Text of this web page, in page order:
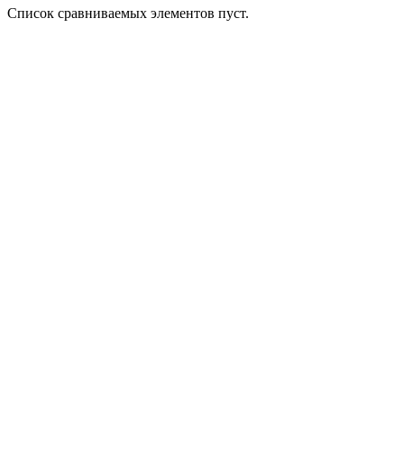
Список сравниваемых элементов пуст.